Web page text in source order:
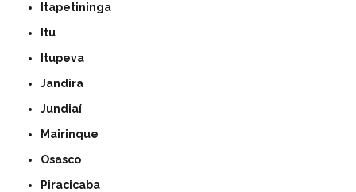
Itapetininga
Itu
Itupeva
Jandira
Jundiaí
Mairinque
Osasco
Piracicaba